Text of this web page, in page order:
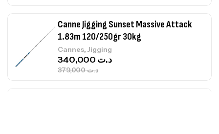
Canne Jigging Sunset Massive Attack
1.83m 120/250gr 30kg
Cannes,Jigging
د.ت379,000
د.ت